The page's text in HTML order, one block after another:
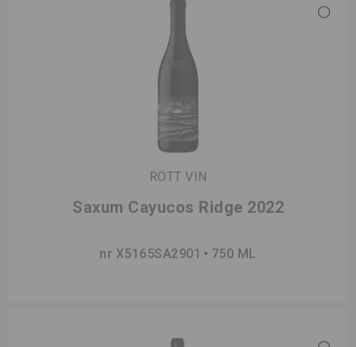
RÖTT VIN
Saxum Cayucos Ridge 2022
nr X5165SA2901 750 ML